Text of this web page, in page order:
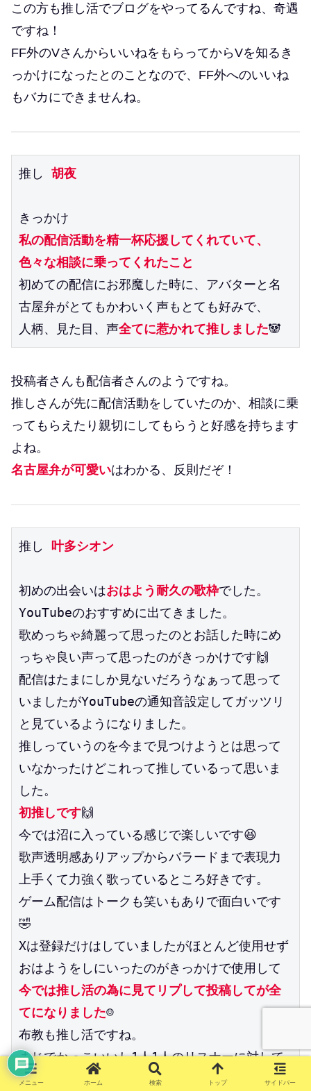
この方も推し活でブログをやってるんですね、奇遇
ですね！
FF外のVさんからいいねをもらってからVを知るき
っかけになったとのことなので、FF外へのいいね
もバカにできませんね。
推し 胡夜
きっかけ
私の配信活動を精一杯応援してくれていて、
色々な相談に乗ってくれたこと
初めての配信にお邪魔した時に、アバターと名
古屋弁がとてもかわいく声もとても好みで、
人柄、見た目、声全てに惹かれて推しました🐼
投稿者さんも配信者さんのようですね。
推しさんが先に配信活動をしていたのか、相談に乗
ってもらえたり親切にしてもらうと好感を持ちます
よね。
名古屋弁が可愛いはわかる、反則だぞ！
推し 叶多シオン
初めの出会いはおはよう耐久の歌枠でした。
YouTubeのおすすめに出てきました。
歌めっちゃ綺麗って思ったのとお話した時にめ
っちゃ良い声って思ったのがきっかけです🙌
配信はたまにしか見ないだろうなぁって思って
いましたがYouTubeの通知音設定してガッツリ
と見ているようになりました。
推しっていうのを今まで見つけようとは思って
いなかったけどこれって推しているって思いま
した。
初推しです🙌
今では沼に入っている感じで楽しいです😆
歌声透明感ありアップからバラードまで表現力
上手くて力強く歌っているところ好きです。
ゲーム配信はトークも笑いもありで面白いです
🤣
Xは登録だけはしていましたがほとんど使用せず
おはようをしにいったのがきっかけで使用して
今では推し活の為に見てリプして投稿してが全
てになりました☺️
布教も推し活ですね。
まじでかっこいいし1人1人のリスナーに対して
優しいし話し方は可愛い時もあるけど最高の推
メニュー ホーム 検索 トップ サイドバー